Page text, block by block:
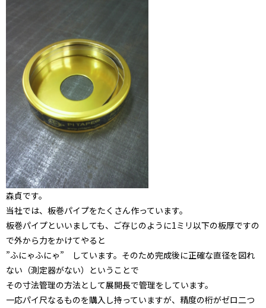
森貞です。
当社では、板巻パイプをたくさん作っています。
板巻パイプといいましても、ご存じのように1ミリ以下の板厚ですの
で外から力をかけてやると
”ふにゃふにゃ” しています。そのため完成後に正確な直径を図れ
ない（測定器がない）ということで
その寸法管理の方法として展開長で管理をしています。
一応パイ尺なるものを購入し持っていますが、精度の桁がゼロ二つ